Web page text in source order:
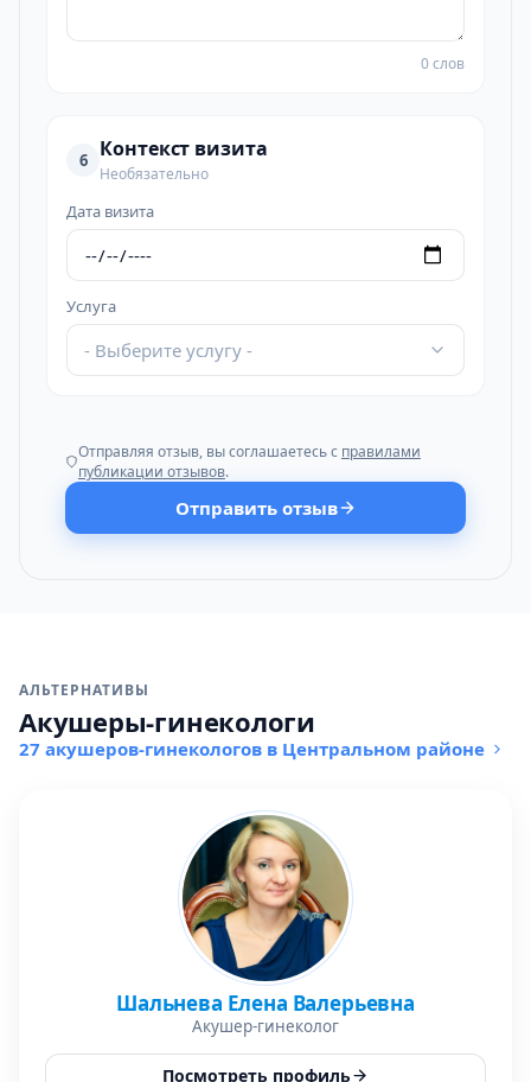
0 слов
6 Контекст визита
Необязательно
Дата визита
Услуга
- Выберите услугу -
Отправляя отзыв, вы соглашаетесь с правилами
публикации отзывов.
Отправить отзыв
АЛЬТЕРНАТИВЫ
Акушеры-гинекологи
27 акушеров-гинекологов в Центральном районе
Шальнева Елена Валерьевна
Акушер-гинеколог
Посмотреть профиль